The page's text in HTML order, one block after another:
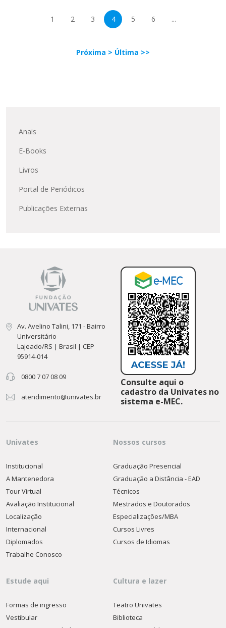
1 2 3 4 5 6 ...
Próxima > Última >>
Anais
E-Books
Livros
Portal de Periódicos
Publicações Externas
Av. Avelino Talini, 171 - Bairro
Universitário
Lajeado/RS | Brasil | CEP
95914-014
0800 7 07 08 09
atendimento@univates.br
Consulte aqui o
cadastro da Univates no
sistema e-MEC.
Univates
Institucional
A Mantenedora
Tour Virtual
Avaliação Institucional
Localização
Internacional
Diplomados
Trabalhe Conosco
Nossos cursos
Graduação Presencial
Graduação a Distância - EAD
Técnicos
Mestrados e Doutorados
Especializações/MBA
Cursos Livres
Cursos de Idiomas
Estude aqui
Formas de ingresso
Vestibular
Cultura e lazer
Teatro Univates
Biblioteca